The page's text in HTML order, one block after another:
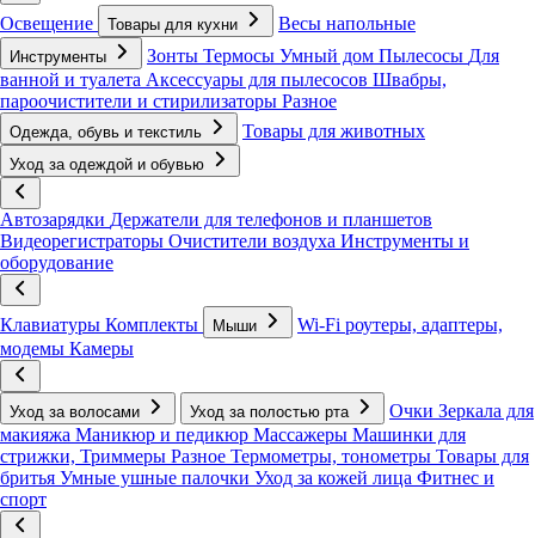
Освещение Товары для кухни Весы напольные
Инструменты Зонты Термосы Умный дом Пылесосы Для
ванной и туалета Аксессуары для пылесосов Швабры,
пароочистители и стирилизаторы Разное
Одежда, обувь и текстиль Товары для животных
Уход за одеждой и обувью
Автозарядки Держатели для телефонов и планшетов
Видеорегистраторы Очистители воздуха Инструменты и
оборудование
Клавиатуры Комплекты Мыши
Wi-Fi роутеры, адаптеры,
модемы Камеры
Уход за волосами Уход за полостью рта Очки Зеркала для
макияжа Маникюр и педикюр Массажеры Машинки для
стрижки, Триммеры Разное Термометры, тонометры Товары для
бритья Умные ушные палочки Уход за кожей лица Фитнес и
спорт